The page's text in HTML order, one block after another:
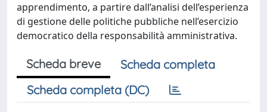
apprendimento, a partire dall’analisi dell’esperienza
di gestione delle politiche pubbliche nell’esercizio
democratico della responsabilità amministrativa.
Scheda breve
Scheda completa
Scheda completa (DC)